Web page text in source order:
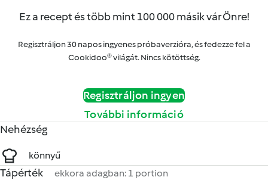
Ez a recept és több mint 100 000 másik vár Önre!
Regisztráljon 30 napos ingyenes próbaverzióra, és fedezze fel a
Cookidoo® világát. Nincs kötöttség.
Regisztráljon ingyen
További információ
Nehézség
könnyű
Tápérték ekkora adagban: 1 portion